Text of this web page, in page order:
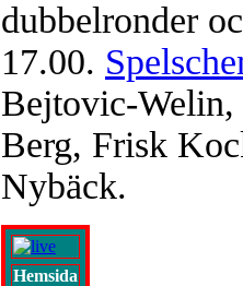
Giri, Ian Nepomniachtchi-
Karjakin-Shakhrijar
inte ha tagit de snabbare
göra denna gång om han inte
skriverier i norsk massmedia
schack. Enligt Carlsen är det
saknar dock tyvärr
tävlingsledare
dubbelronder
17.00.
Bejtovic-Welin,
Berg, Frisk
Nybäck.
Hemsida